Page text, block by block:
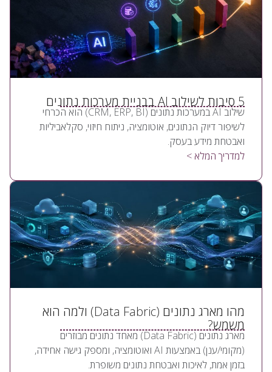
5 סיבות לשילוב AI בבניית מערכות נתונים
שילוב AI במערכות נתונים (CRM, ERP, BI) הוא הכרחי
לשיפור דיוק הנתונים, אוטומציה, ניתוח חיזוי, סקלאביליות
ואבטחת מידע בעסק.
למדריך המלא >
מהו מארג נתונים (Data Fabric) ולמה הוא
משמש?
מארג נתונים (Data Fabric) מאחד נתונים מבוזרים
(מקומי/ענן) באמצעות AI ואוטומציה, ומספק גישה אחידה,
בזמן אמת, לאיכות ואבטחת נתונים משופרת.